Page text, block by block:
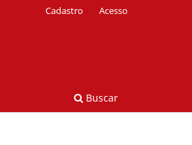
Buscar
Cadastro Acesso